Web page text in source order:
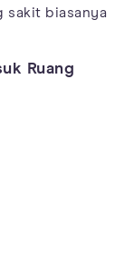
sakit biasanya
Ruang